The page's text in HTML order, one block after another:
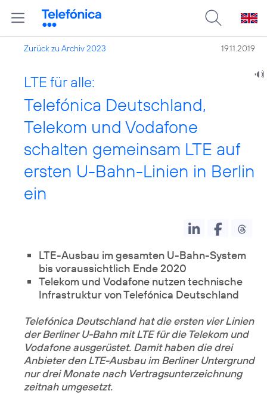
Zurück zu Archiv 2023 19.11.2019
LTE für alle:
Telefónica Deutschland,
Telekom und Vodafone
schalten gemeinsam LTE auf
ersten U-Bahn-Linien in Berlin
ein
LTE-Ausbau im gesamten U-Bahn-System
bis voraussichtlich Ende 2020
Telekom und Vodafone nutzen technische
Infrastruktur von Telefónica Deutschland
Telefónica Deutschland hat die ersten vier Linien
der Berliner U-Bahn mit LTE für die Telekom und
Vodafone ausgerüstet. Damit haben die drei
Anbieter den LTE-Ausbau im Berliner Untergrund
nur drei Monate nach Vertragsunterzeichnung
zeitnah umgesetzt.